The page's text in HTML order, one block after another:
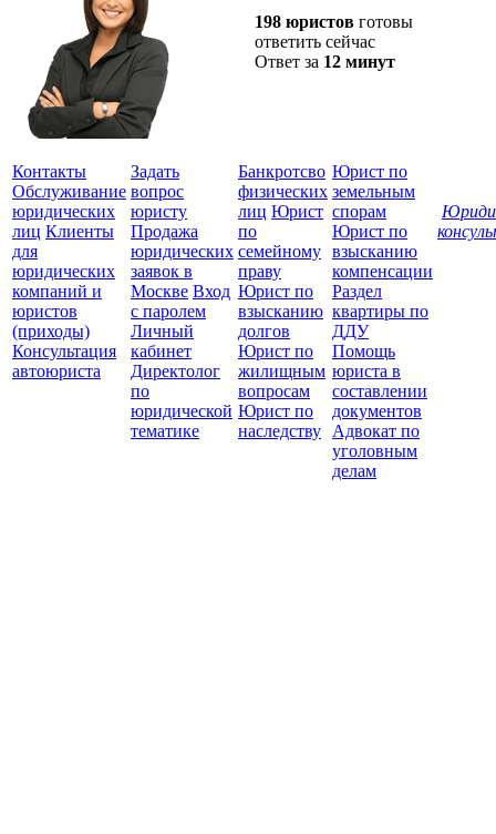
198 юристов готовы
ответить сейчас
Ответ за 12 минут
Контакты
Обслуживание
юридических
лиц Клиенты
для
юридических
компаний и
юристов
(приходы)
Консультация
автоюриста
Задать
вопрос
юристу
Продажа
юридических
заявок в
Москве Вход
с паролем
Личный
кабинет
Директолог
по
юридической
тематике
Банкротсво
физических
лиц Юрист
по
семейному
праву
Юрист по
взысканию
долгов
Юрист по
жилищным
вопросам
Юрист по
наследству
Юрист по
земельным
спорам
Юрист по
взысканию
компенсации
Раздел
квартиры по
ДДУ
Помощь
юриста в
составлении
документов
Адвокат по
уголовным
делам